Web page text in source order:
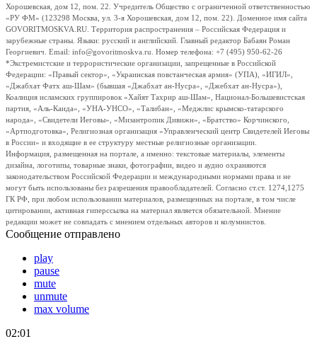
Хорошевская, дом 12, пом. 22. Учредитель Общество с ограниченной ответственностью
«РУ ФМ» (123298 Москва, ул. 3-я Хорошевская, дом 12, пом. 22). Доменное имя сайта
GOVORITMOSKVA.RU. Территория распространения – Российская Федерация и
зарубежные страны. Языки: русский и английский. Главный редактор Бабаян Роман
Георгиевич. Email: info@govoritmoskva.ru. Номер телефона: +7 (495) 950-62-26
*Экстремистские и террористические организации, запрещенные в Российской
Федерации: «Правый сектор», «Украинская повстанческая армия» (УПА), «ИГИЛ»,
«Джабхат Фатх аш-Шам» (бывшая «Джабхат ан-Нусра», «Джебхат ан-Нусра»),
Коалиция исламских группировок «Хайят Тахрир аш-Шам», Национал-Большевистская
партия, «Аль-Каида», «УНА-УНСО», «Талибан», «Меджлис крымско-татарского
народа», «Свидетели Иеговы», «Мизантропик Дивижн», «Братство» Корчинского,
«Артподготовка», Религиозная организация «Управленческий центр Свидетелей Иеговы
в России» и входящие в ее структуру местные религиозные организации.
Информация, размещенная на портале, а именно: текстовые материалы, элементы
дизайна, логотипы, товарные знаки, фотографии, видео и аудио охраняются
законодательством Российской Федерации и международными нормами права и не
могут быть использованы без разрешения правообладателей. Согласно ст.ст. 1274,1275
ГК РФ, при любом использовании материалов, размещенных на портале, в том числе
цитировании, активная гиперссылка на материал является обязательной. Мнение
редакции может не совпадать с мнением отдельных авторов и колумнистов.
Сообщение отправлено
play
pause
mute
unmute
max volume
02:01